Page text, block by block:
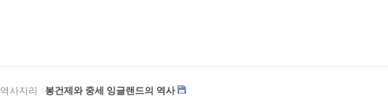
역사지리
봉건제와 중세 잉글랜드의 역사